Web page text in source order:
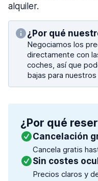
alquiler.
¿Por qué
Negociamos los
directamente con
coches, así que
bajas para
¿Por qué
Cancelación
Cancela gratis
Sin costes
Precios claros y